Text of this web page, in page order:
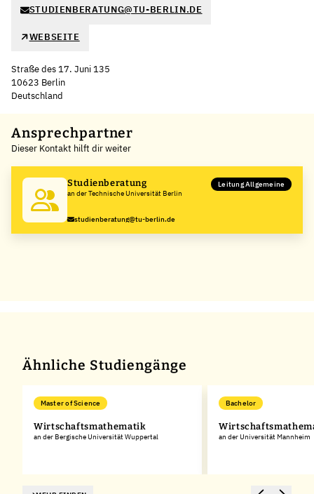
STUDIENBERATUNG@TU-BERLIN.DE
WEBSEITE
Straße des 17. Juni 135
10623 Berlin
Deutschland
+
−
Ansprechpartner
Dieser Kontakt hilft dir weiter
Studienberatung
an der Technische Universität Berlin
Leitung Allgemeine
studienberatung@tu-berlin.de
Ähnliche Studiengänge
Master of Science
Wirtschaftsmathematik
an der Bergische Universität Wuppertal
Bachelor
an der Universität Mannheim